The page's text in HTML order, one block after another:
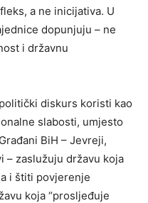
a ne inicijativa. U
dopunjuju – ne
i državnu
diskurs koristi kao
slabosti, umjesto
BiH – Jevreji,
– zaslužuju državu koja
i štiti povjerenje
koja “prosljeđuje